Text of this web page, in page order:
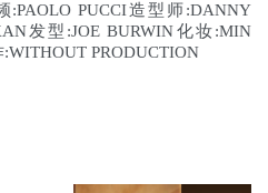
:PAOLO PUCCI造型师:DANNY
发型:JOE BURWIN化妆:MIN
PRODUCTION